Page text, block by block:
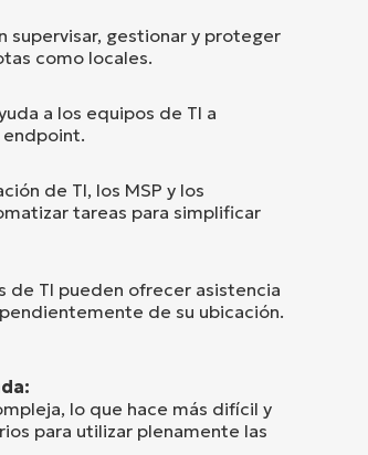
supervisar, gestionar y proteger
como locales.
a los equipos de TI a
de TI, los MSP y los
tareas para simplificar
de TI pueden ofrecer asistencia
de su ubicación.
lo que hace más difícil y
para utilizar plenamente las